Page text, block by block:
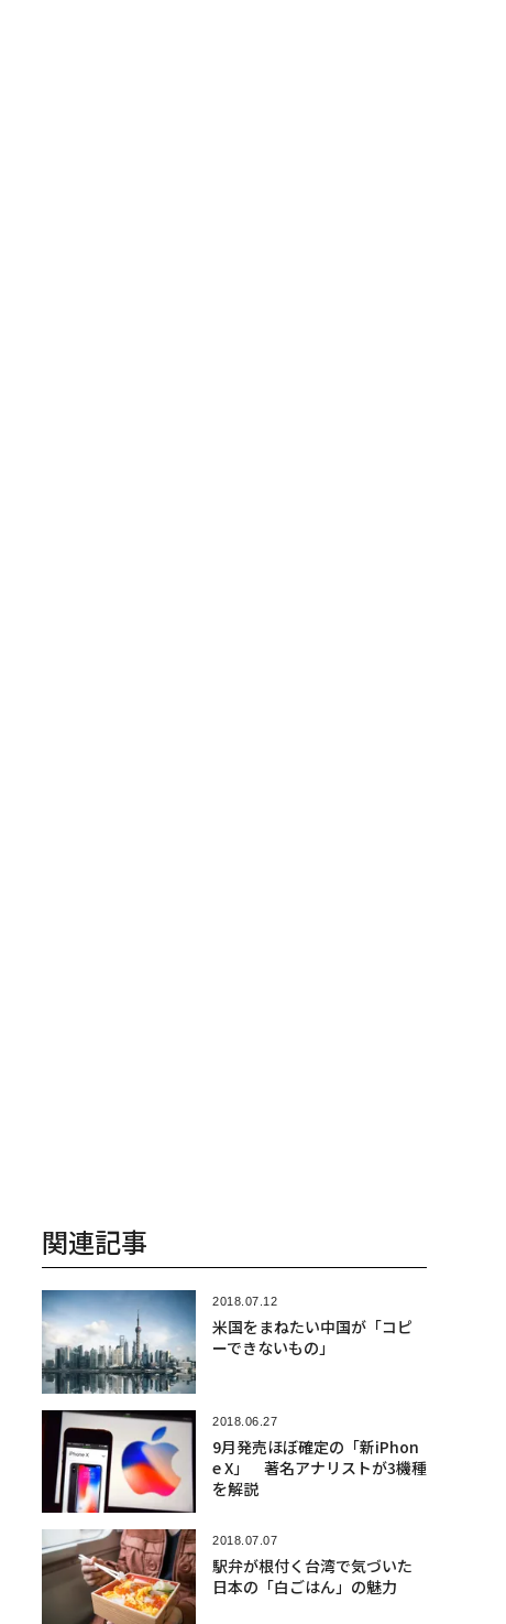
関連記事
2018.07.12
米国をまねたい中国が「コピ
ーできないもの」
2018.06.27
9月発売ほぼ確定の「新iPhon
e X」 著名アナリストが3機種
を解説
2018.07.07
駅弁が根付く台湾で気づいた
日本の「白ごはん」の魅力